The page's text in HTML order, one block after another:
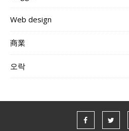
Web design
商業
오락